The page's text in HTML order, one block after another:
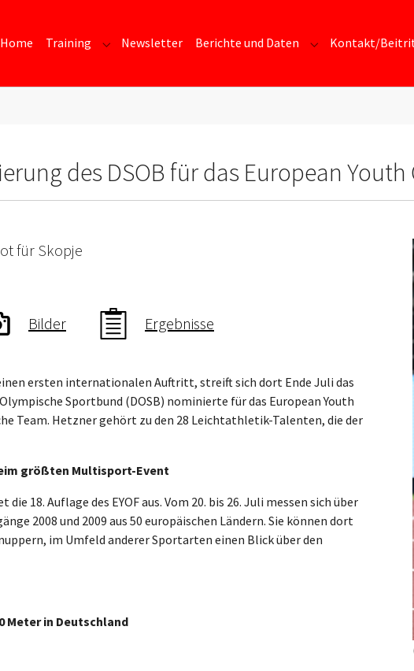
Home Training Submenu for "Training"
Newsletter Berichte und Daten Submenu for
Kontakt/
des DSOB für das European
für Skopje
Bilder Ergebnisse
ersten internationalen Auftritt, streift sich dort Ende Juli das
Sportbund (DOSB) nominierte für das European Youth
Team. Hetzner gehört zu den 28 Leichtathletik-Talenten, die der
größten Multisport-Event
18. Auflage des EYOF aus. Vom 20. bis 26. Juli messen sich über
2008 und 2009 aus 50 europäischen Ländern. Sie können dort
im Umfeld anderer Sportarten einen Blick über den
Meter in Deutschland